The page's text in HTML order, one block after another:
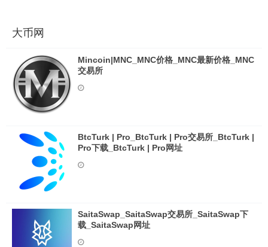
大币网
Mincoin|MNC_MNC价格_MNC最新价格_MNC
交易所
BtcTurk | Pro_BtcTurk | Pro交易所_BtcTurk |
Pro下载_BtcTurk | Pro网址
SaitaSwap_SaitaSwap交易所_SaitaSwap下
载_SaitaSwap网址